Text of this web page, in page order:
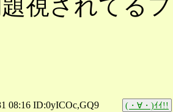
視されてる
08:16 ID:0yICOc,GQ9 (・∀・)ｲｲ!!